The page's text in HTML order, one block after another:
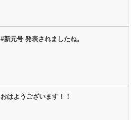
#新元号 発表されましたね。
おはようございます！！